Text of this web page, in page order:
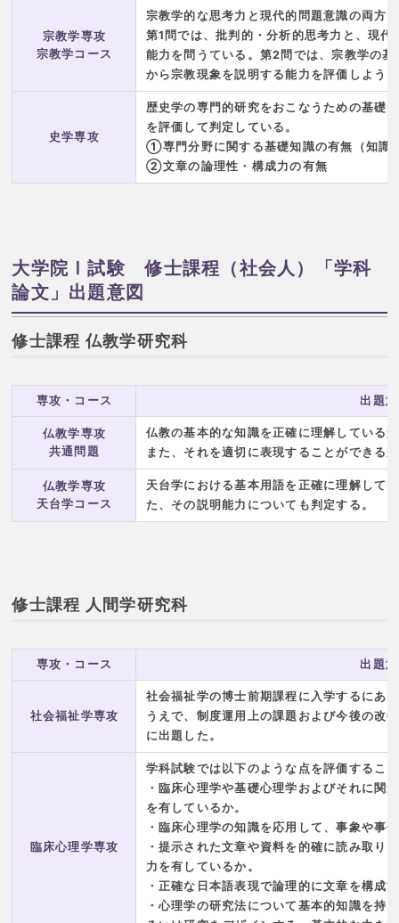
宗教学専攻
宗教学コース
宗教学的な思考力と現代的問題意識の両方
第1問では、批判的・分析的思考力と、現
能力を問うている。第2問では、宗教学の
から宗教現象を説明する能力を評価しよう
史学専攻
歴史学の専門的研究をおこなうための基礎
を評価して判定している。
①専門分野に関する基礎知識の有無（知識
②文章の論理性・構成力の有無
大学院Ⅰ試験 修士課程（社会人）「学科
論文」出題意図
修士課程 仏教学研究科
専攻・コース 出題
仏教学専攻
共通問題
仏教の基本的な知識を正確に理解している
また、それを適切に表現することができる
仏教学専攻
天台学コース
天台学における基本用語を正確に理解して
た、その説明能力についても判定する。
修士課程 人間学研究科
専攻・コース 出題
社会福祉学専攻
社会福祉学の博士前期課程に入学するにあ
うえで、制度運用上の課題および今後の改
に出題した。
臨床心理学専攻
学科試験では以下のような点を評価するこ
・臨床心理学や基礎心理学およびそれに関
を有しているか。
・臨床心理学の知識を応用して、事象や事
・提示された文章や資料を的確に読み取り
力を有しているか。
・正確な日本語表現で論理的に文章を構成
・心理学の研究法について基本的知識を持